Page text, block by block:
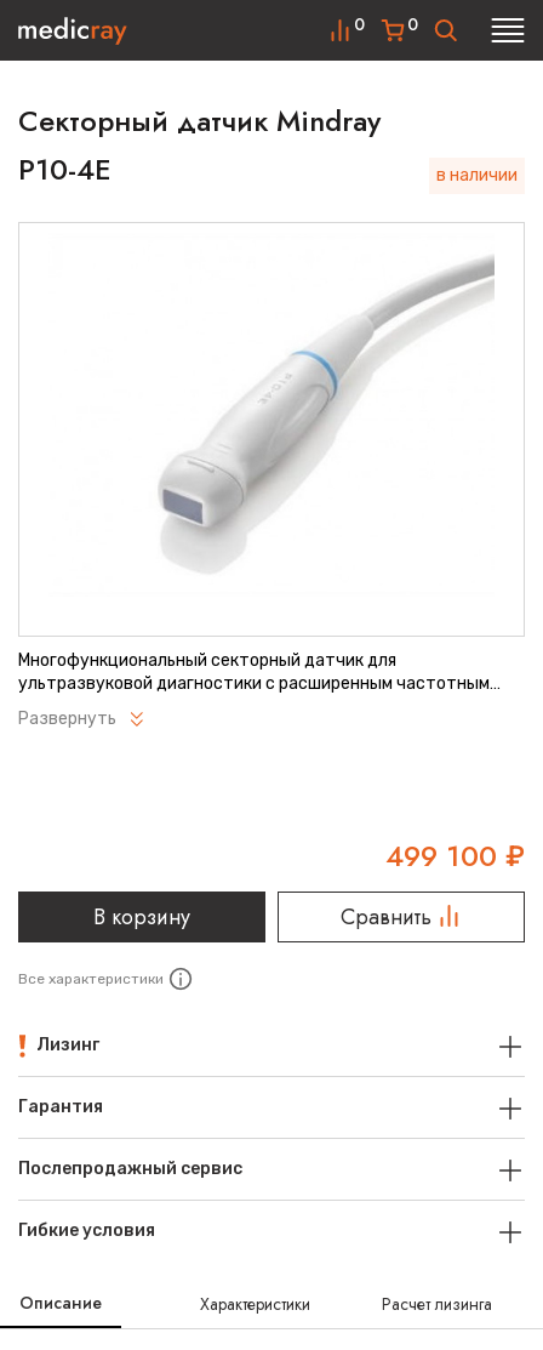
0
0
Секторный датчик Mindray
P10-4E
в наличии
Многофункциональный секторный датчик для
ультразвуковой диагностики с расширенным частотным
диапазоном. Обеспечивает высокую детализацию
изображения при обследовании глубоко расположенных
Развернуть
499 100 ₽
В корзину Сравнить
Все характеристики
Лизинг
Гарантия
Послепродажный сервис
Гибкие условия
Описание Характеристики Расчет лизинга